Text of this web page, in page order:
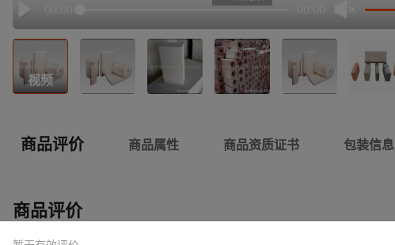
Play
视频
商品评价 商品属性 商品资质证书 包装信息
商品评价